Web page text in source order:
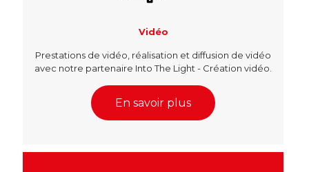
Vidéo
Prestations de vidéo, réalisation et diffusion de vidéo
avec notre partenaire Into The Light - Création vidéo.
En savoir plus